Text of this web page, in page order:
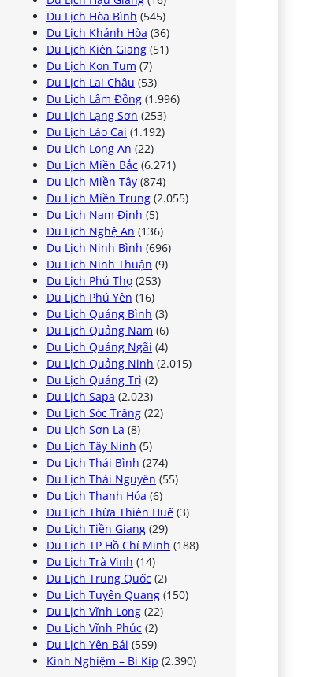
Du Lịch Hòa Bình (545)
Du Lịch Khánh Hòa (36)
Du Lịch Kiên Giang (51)
Du Lịch Kon Tum (7)
Du Lịch Lai Châu (53)
Du Lịch Lâm Đồng (1.996)
Du Lịch Lạng Sơn (253)
Du Lịch Lào Cai (1.192)
Du Lịch Long An (22)
Du Lịch Miền Bắc (6.271)
Du Lịch Miền Tây (874)
Du Lịch Miền Trung (2.055)
Du Lịch Nam Định (5)
Du Lịch Nghệ An (136)
Du Lịch Ninh Bình (696)
Du Lịch Ninh Thuận (9)
Du Lịch Phú Thọ (253)
Du Lịch Phú Yên (16)
Du Lịch Quảng Bình (3)
Du Lịch Quảng Nam (6)
Du Lịch Quảng Ngãi (4)
Du Lịch Quảng Ninh (2.015)
Du Lịch Quảng Trị (2)
Du Lịch Sapa (2.023)
Du Lịch Sóc Trăng (22)
Du Lịch Sơn La (8)
Du Lịch Tây Ninh (5)
Du Lịch Thái Bình (274)
Du Lịch Thái Nguyên (55)
Du Lịch Thanh Hóa (6)
Du Lịch Thừa Thiên Huế (3)
Du Lịch Tiền Giang (29)
Du Lịch TP Hồ Chí Minh (188)
Du Lịch Trà Vinh (14)
Du Lịch Trung Quốc (2)
Du Lịch Tuyên Quang (150)
Du Lịch Vĩnh Long (22)
Du Lịch Vĩnh Phúc (2)
Du Lịch Yên Bái (559)
Kinh Nghiệm – Bí Kíp (2.390)